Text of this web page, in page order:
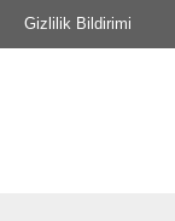
Gizlilik Bildirimi